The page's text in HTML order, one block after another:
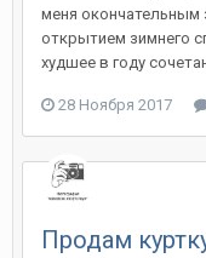
меня окончательным
открытием зимнего
худшее в году
28 Ноября 2017
Продам